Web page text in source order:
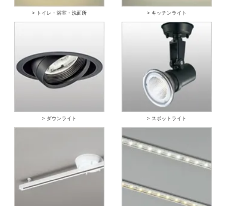
> トイレ・浴室・洗面所 > キッチンライト
> ダウンライト > スポットライト